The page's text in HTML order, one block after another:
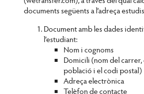
documents següents a l’adreça
Document amb les dades
l’estudiant:
Nom i cognoms
Domicili (nom del carrer,
població i el codi postal)
Adreça electrònica
Telèfon de contacte